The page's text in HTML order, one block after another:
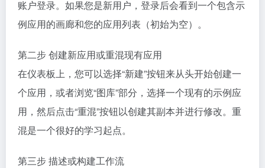
账户登录。如果您是新用户，登录后会看到一个包含示
例应用的画廊和您的应用列表（初始为空）。
第二步 创建新应用或重混现有应用
在仪表板上，您可以选择“新建”按钮来从头开始创建一
个应用，或者浏览“图库”部分，选择一个现有的示例应
用，然后点击“重混”按钮以创建其副本并进行修改。重
混是一个很好的学习起点。
第三步 描述或构建工作流